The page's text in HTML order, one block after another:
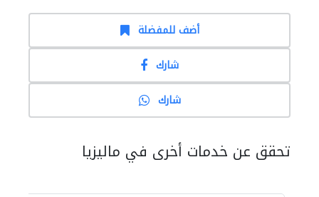
أضف للمفضلة
شارك
شارك
تحقق عن خدمات أخرى في ماليزيا